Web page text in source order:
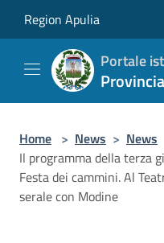
Region Apulia
Portale
Home > News > News
Il programma della terza
Festa dei cammini. Al
serale con Modine